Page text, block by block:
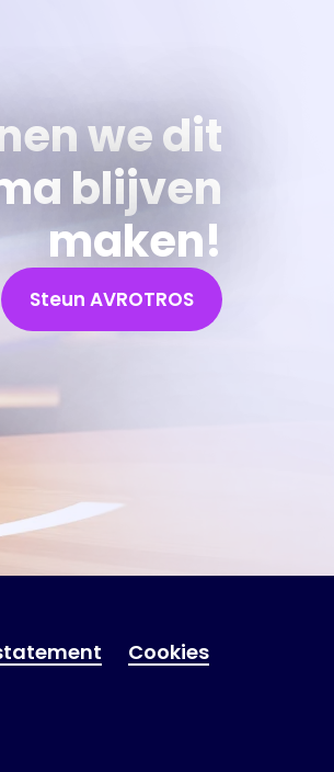
we dit
blijven
maken!
Steun AVROTROS
Cookies